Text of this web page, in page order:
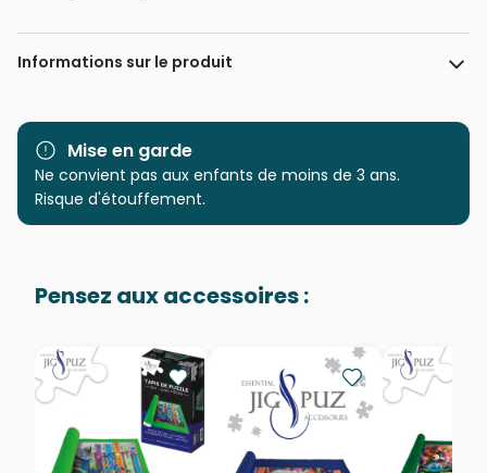
Dean Russo
Puzzle 500 pièces. My Cat Can Purr de la marque HEYE, de
la série Jolly Pets et de l'artiste Dean Russo - Dimensions
environnemental a pour but d'assurer que la production de
bois ou d'un produit à base de bois respecte les
procédures garantissant la gestion durable des forêts)
Informations sur le produit
Marque
Heye, des puzzles aux
Catégorie
EAN 4001689299644
Nombre de pièces 500 pièces
Mise en garde
Ne convient pas aux enfants de moins de 3 ans.
Risque d'étouffement.
Pensez aux accessoires :